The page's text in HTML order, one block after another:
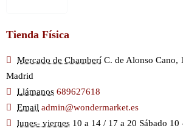
Tienda Física
Mercado de Chamberí C. de Alonso Cano,
Madrid
Llámanos 689627618
Email admin@wondermarket.es
lunes- viernes 10 a 14 / 17 a 20 Sábado 10